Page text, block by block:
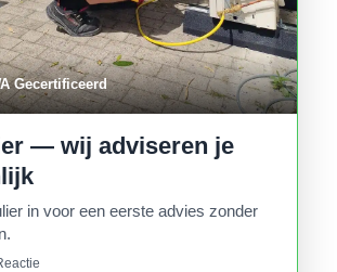
Gecertificeerd
— wij adviseren je
in voor een eerste advies zonder